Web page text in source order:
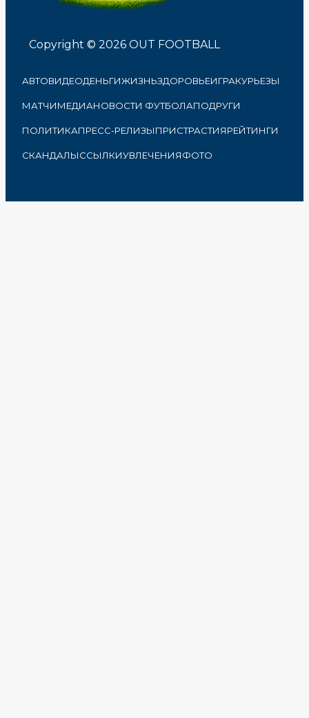
Copyright © 2026 OUT FOOTBALL
АВТОВИДЕОДЕНЬГИЖИЗНЬЗДОРОВЬЕИГРАКУРЬЕЗЫ
МАТЧИМЕДИАНОВОСТИ ФУТБОЛАПОДРУГИ
ПОЛИТИКАПРЕСС-РЕЛИЗЫПРИСТРАСТИЯРЕЙТИНГИ
СКАНДАЛЫССЫЛКИУВЛЕЧЕНИЯФОТО